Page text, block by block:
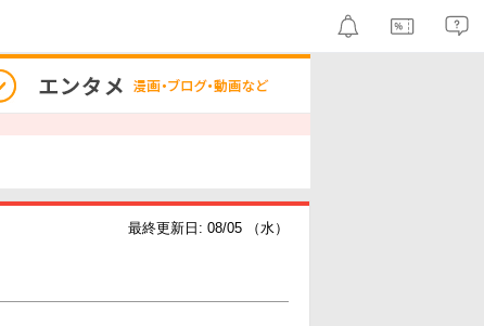
最終更新日: 08/05 （水）